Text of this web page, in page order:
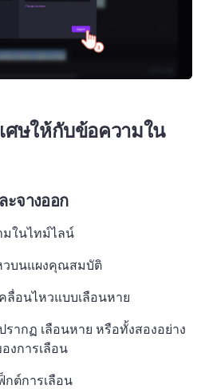
ศษให้กับข้อความใน
ะจางออก
มในไทม์ไลน์
วบนแผงคุณสมบัติ
ลื่อนไหวแบบเลือนหาย
รากฏ เลือนหาย หรือทั้งสองอย่าง
งการเลือน
กต์การเลือน